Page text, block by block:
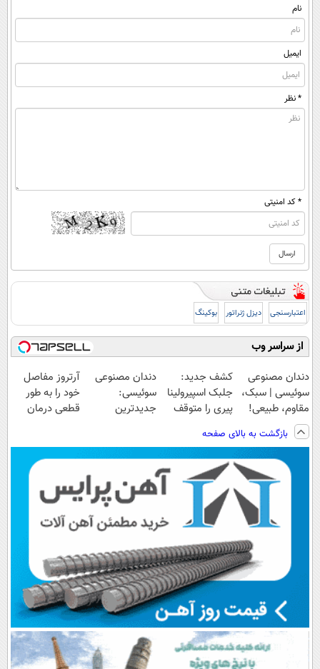
نام
ایمیل
* نظر
* کد امنیتی
اعتبارسنجی دیزل ژنراتور بوکینگ
از سراسر وب
دندان مصنوعی
سوئیسی | سبک،
مقاوم، طبیعی!
ویزیت
رایگان+پرداخت
اقساطی😍
کشف جدید:
جلبک اسپیرولینا
پیری را متوقف
کند50%تخفیف
دندان مصنوعی
سوئیسی:
جدیدترین
پرداخت قسطی
آرتروز مفاصل
خود را به طور
قطعی درمان
بازگشت به بالای صفحه